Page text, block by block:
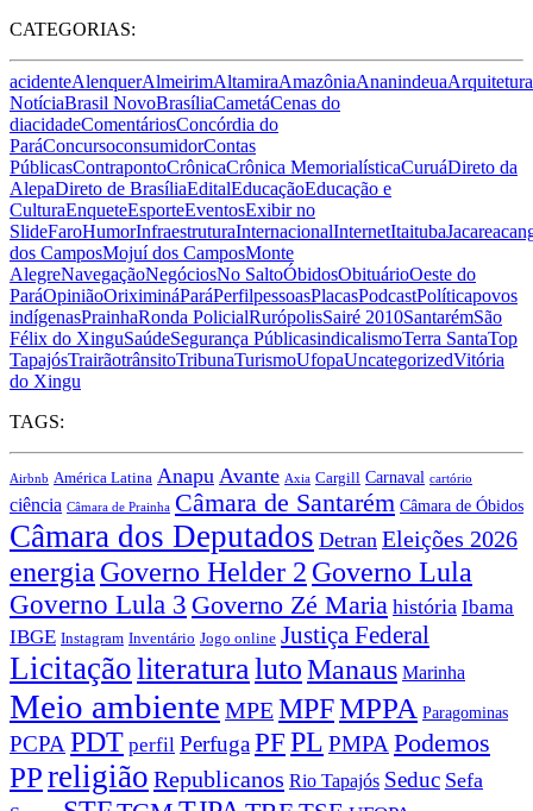
CATEGORIAS:
acidenteAlenquerAlmeirimAltamiraAmazôniaAnanindeuaArquitetura
NotíciaBrasil NovoBrasíliaCametáCenas do
diacidadeComentáriosConcórdia do
ParáConcursoconsumidorContas
PúblicasContrapontoCrônicaCrônica MemorialísticaCuruáDireto da
AlepaDireto de BrasíliaEditalEducaçãoEducação e
CulturaEnqueteEsporteEventosExibir no
SlideFaroHumorInfraestruturaInternacionalInternetItaituba
dos CamposMojuí dos CamposMonte
AlegreNavegaçãoNegóciosNo SaltoÓbidosObituárioOeste do
ParáOpiniãoOriximináParáPerfilpessoasPlacasPodcastPolíticapovos
indígenasPrainhaRonda PolicialRurópolisSairé 2010SantarémSão
Félix do XinguSaúdeSegurança PúblicasindicalismoTerra SantaTop
TapajósTrairãotrânsitoTribunaTurismoUfopaUncategorizedVitória
do Xingu
TAGS:
Airbnb América Latina Anapu Avante Axia Cargill Carnaval cartório
ciência Câmara de Prainha Câmara de Santarém Câmara de Óbidos
Câmara dos Deputados Detran Eleições 2026
energia Governo Helder 2 Governo Lula
Governo Lula 3 Governo Zé Maria história Ibama
IBGE Instagram Inventário Jogo online Justiça Federal
LicitaçãoliteraturalutoManaus Marinha
Meio ambiente MPEMPFMPPA Paragominas
PCPA PDT perfil PerfugaPFPL PMPA Podemos
PPreligião Republicanos Rio Tapajós Seduc Sefa